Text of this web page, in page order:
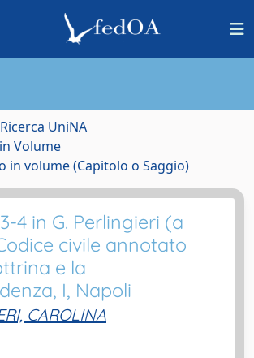
UniNA
Volume
in volume (Capitolo o Saggio)
4 in G. Perlingieri (a
civile annotato
e la
I, Napoli
CAROLINA